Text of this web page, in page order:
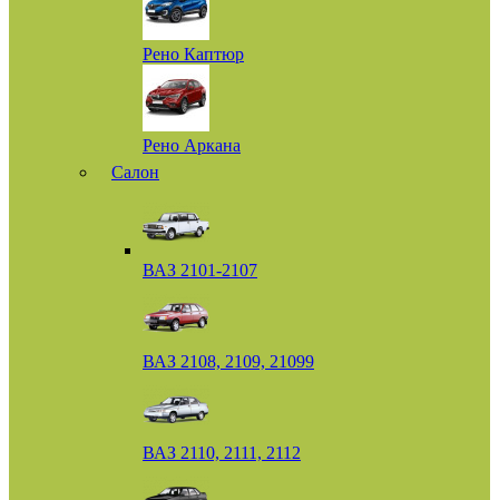
Рено Каптюр
Рено Аркана
Салон
ВАЗ 2101-2107
ВАЗ 2108, 2109, 21099
ВАЗ 2110, 2111, 2112